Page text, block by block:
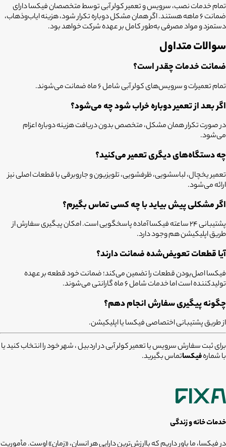
تمام خدمات نصب، سرویس و تعمیر کولر آبی توسط متخصصان فیکسا دارای
ضمانت ۶ ماهه هستند. اگر همان مشکل دوباره تکرار شود، هزینه ایاب‌وذهاب،
دستمزد و مواد مصرفی به‌طور کامل بر عهده شرکت خواهد بود.
سوالات متداول
ضمانت خدمات چقدر است؟
تمام تعمیرات و سرویس‌های کولر آبی شامل ۶ ماه ضمانت می‌شوند.
اگر بعد از تعمیر دوباره خراب شود چه می‌شود؟
در صورت تکرار همان مشکل، متخصص بدون دریافت هزینه دوباره اعزام
می‌شود.
چه دستگاه‌های دیگری تعمیر می‌کنید؟
تعمیر یخچال، لباسشویی، ظرفشویی، تلویزیون و جاروبرقی با قطعات اصلی نیز
ارائه می‌شود.
اگر مشکلی پیش بیاید با چه کسی تماس بگیرم؟
پشتیبانی 24 ساعته فیکسا آماده پاسخگویی است. امکان پیگیری سفارش از
طریق اپلیکیشن هم وجود دارد.
آیا قطعات تعویض‌شده ضمانت دارند؟
فیکسا اصل‌بودن قطعات را تضمین می‌کند؛ ضمانت خود قطعه بر عهده
تولیدکننده است اما خدمات شامل ۶ ماه گارانتی می‌شوند.
چگونه پیگیری سفارش انجام دهم؟
از طریق پشتیبانی اختصاصی فیکسا یا اپلیکیشن.
برای ثبت سفارش سرویس یا تعمیر کولر آبی در اردبیل ، شهر خود را انتخاب کنید یا
با شمارهفیکساتماس بگیرید.
خدمات خانه و زندگی
در فیکسا، ما باور داریم که باارزش‌ترین دارایی هر انسان، «زمان» اوست. مأموریت